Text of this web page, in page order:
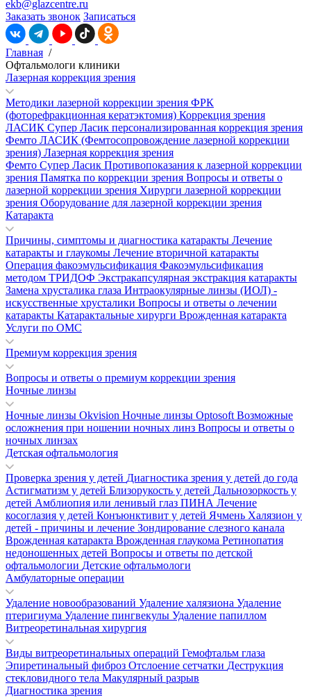
ekb@glazcentre.ru
Заказать звонок Записаться
Главная /
Офтальмологи клиники
Лазерная коррекция зрения
Методики лазерной коррекции зрения ФРК
(фоторефракционная кератэктомия) Коррекция зрения
ЛАСИК Супер Ласик персонализированная коррекция зрения
Фемто ЛАСИК (Фемтосопровождение лазерной коррекции
зрения) Лазерная коррекция зрения
Фемто Супер Ласик Противопоказания к лазерной коррекции
зрения Памятка по коррекции зрения Вопросы и ответы о
лазерной коррекции зрения Хирурги лазерной коррекции
зрения Оборудование для лазерной коррекции зрения
Катаракта
Причины, симптомы и диагностика катаракты Лечение
катаракты и глаукомы Лечение вторичной катаракты
Операция факоэмульсификация Факоэмульсификация
методом ТРИДОФ Экстракапсулярная экстракция катаракты
Замена хрусталика глаза Интраокулярные линзы (ИОЛ) -
искусственные хрусталики Вопросы и ответы о лечении
катаракты Катарактальные хирурги Врожденная катаракта
Услуги по ОМС
Премиум коррекция зрения
Вопросы и ответы о премиум коррекции зрения
Ночные линзы
Ночные линзы Okvision Ночные линзы Optosoft Возможные
осложнения при ношении ночных линз Вопросы и ответы о
ночных линзах
Детская офтальмология
Проверка зрения у детей Диагностика зрения у детей до года
Астигматизм у детей Близорукость у детей Дальнозоркость у
детей Амблиопия или ленивый глаз ПИНА Лечение
косоглазия у детей Конъюнктивит у детей Ячмень Халязион у
детей - причины и лечение Зондирование слезного канала
Врожденная катаракта Врожденная глаукома Ретинопатия
недоношенных детей Вопросы и ответы по детской
офтальмологии Детские офтальмологи
Амбулаторные операции
Удаление новообразований Удаление халязиона Удаление
птеригиума Удаление пингвекулы Удаление папиллом
Витреоретинальная хирургия
Виды витреоретинальных операций Гемофтальм глаза
Эпиретинальный фиброз Отслоение сетчатки Деструкция
стекловидного тела Макулярный разрыв
Диагностика зрения